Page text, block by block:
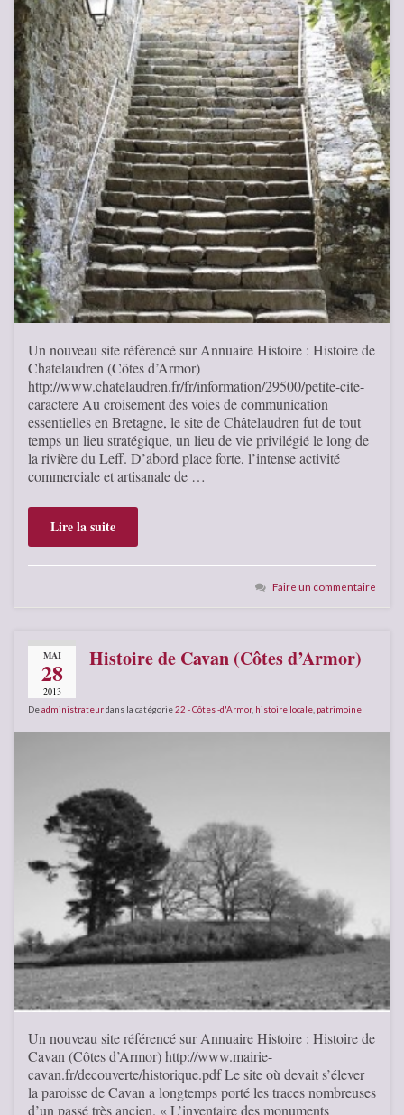
Un nouveau site référencé sur Annuaire Histoire : Histoire de
Chatelaudren (Côtes d’Armor)
http://www.chatelaudren.fr/fr/information/29500/petite-cite-
caractere Au croisement des voies de communication
essentielles en Bretagne, le site de Châtelaudren fut de tout
temps un lieu stratégique, un lieu de vie privilégié le long de
la rivière du Leff. D’abord place forte, l’intense activité
commerciale et artisanale de …
Lire la suite
Faire un commentaire
MAI
28
2013
Histoire de Cavan (Côtes d’Armor)
Deadministrateurdans la catégorie22 - Côtes -d'Armor, histoire locale patrimoine
Un nouveau site référencé sur Annuaire Histoire : Histoire de
Cavan (Côtes d’Armor) http://www.mairie-
cavan.fr/decouverte/historique.pdf Le site où devait s’élever
la paroisse de Cavan a longtemps porté les traces nombreuses
d’un passé très ancien. « L’inventaire des monuments